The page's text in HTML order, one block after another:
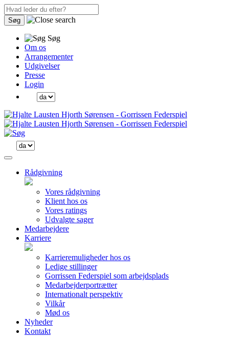
Søg
Søg
Om os
Arrangementer
Udgivelser
Presse
Login
Rådgivning
Vores rådgivning
Klient hos os
Vores ratings
Udvalgte sager
Medarbejdere
Karriere
Karrieremuligheder hos os
Ledige stillinger
Gorrissen Federspiel som arbejdsplads
Medarbejderportrætter
Internationalt perspektiv
Vilkår
Mød os
Nyheder
Kontakt